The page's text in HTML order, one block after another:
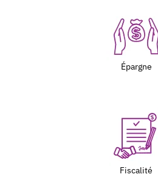
Épargne
Fiscalité